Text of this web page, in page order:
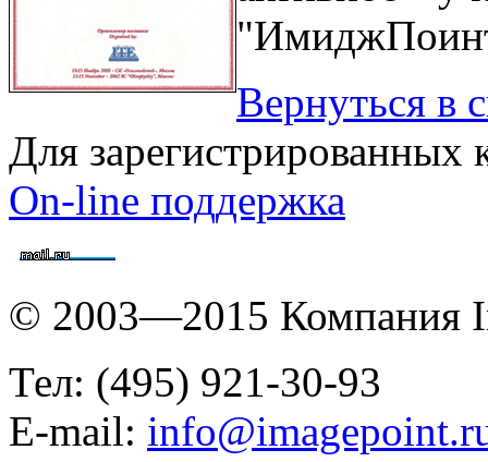
Вернуться в
Для зарегистрированных
On-line поддержка
© 2003—2015 Компания
Тел: (495) 921-30-93
E-mail: